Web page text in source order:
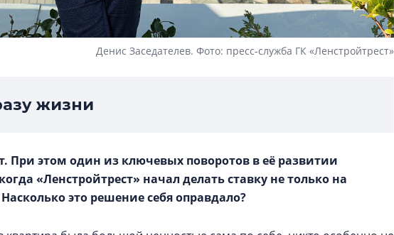
Денис Заседателев. Фото: пресс-служба ГК «Ленстройтрест»
жизни
При этом один из ключевых поворотов в её развитии
«Ленстройтрест» начал делать ставку не только на
это решение себя оправдало?